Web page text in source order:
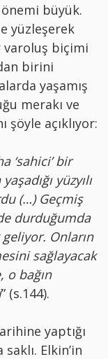
büyük.
yüzleşerek
varoluş biçimi
birini
yaşamış
merakı ve
açıklıyor:
‘sahici’ bir
yüzyılı
(…) Geçmiş
durduğumda
Onların
sağlayacak
o bağın
” (s.144).
yaptığı
Elkin’in